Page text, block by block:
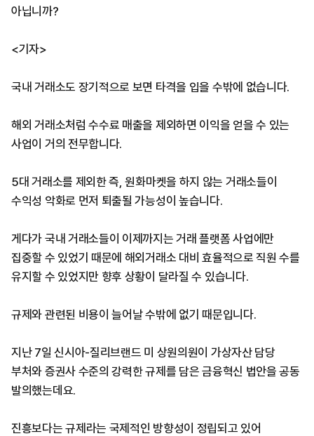
아닙니까?
<기자>
국내 거래소도 장기적으로 보면 타격을 입을 수밖에 없습니다.
해외 거래소처럼 수수료 매출을 제외하면 이익을 얻을 수 있는
사업이 거의 전무합니다.
5대 거래소를 제외한 즉, 원화마켓을 하지 않는 거래소들이
수익성 악화로 먼저 퇴출될 가능성이 높습니다.
게다가 국내 거래소들이 이제까지는 거래 플랫폼 사업에만
집중할 수 있었기 때문에 해외거래소 대비 효율적으로 직원 수를
유지할 수 있었지만 향후 상황이 달라질 수 있습니다.
규제와 관련된 비용이 늘어날 수밖에 없기 때문입니다.
지난 7일 신시아-질리브랜드 미 상원의원이 가상자산 담당
부처와 증권사 수준의 강력한 규제를 담은 금융혁신 법안을 공동
발의했는데요.
진흥보다는 규제라는 국제적인 방향성이 정립되고 있어